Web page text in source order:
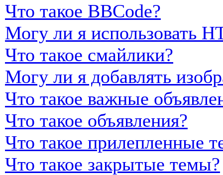
Что такое BBCode?
Могу ли я использовать
Что такое смайлики?
Могу ли я добавлять
Что такое важные
Что такое объявления?
Что такое прилепленные
Что такое закрытые темы?